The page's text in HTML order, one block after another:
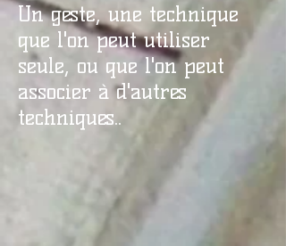
Un geste, une technique
que l'on peut utiliser
seule, ou que l'on peut
associer à d'autres
techniques..